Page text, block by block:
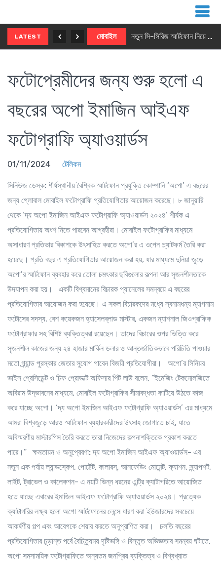
LATEST মোবাইল নতুন সি-সিরিজ স্মার্টফোন নিয়ে আসছে রিয়েলমি
ফটোপ্রেমীদের জন্য শুরু হলো এ
বছরের অপো ইমাজিন আইএফ
ফটোগ্রাফি অ্যাওয়ার্ডস
01/11/2024 টেলিকম
সিনিউজ ডেস্ক: শীর্ষস্থানীয় বৈশ্বিক স্মার্টফোন প্রযুক্তি কোম্পানি ‘অপো’ এ বছরের
জন্য গ্লোবাল মোবাইল ফটোগ্রাফি প্রতিযোগিতার আয়োজন করেছে। ৮ জানুয়ারি
থেকে ‘দ্য অপো ইমাজিন আইএফ ফটোগ্রাফি অ্যাওয়ার্ডস ২০২৪’ শীর্ষক এ
প্রতিযোগিতায় অংশ নিতে পারবেন আগ্রহীরা। মোবাইল ফটোগ্রাফির মাধ্যমে
অসাধারণ প্রতিভার বিকাশকে উৎসাহিত করতে অপো’র এ ওপেন প্ল্যাটফর্ম তৈরি করা
হয়েছে। প্রতি বছর এ প্রতিযোগিতার আয়োজন করা হয়, যার মাধ্যমে দুনিয়া জুড়ে
অপো’র স্মার্টফোন ব্যবহার করে তোলা চমৎকার ছবিগুলোর কল্পনা আর সৃজনশীলতাকে
উদযাপন করা হয়। একটি বিশ্বমানের বিচারক প্যানেলের সমন্বয়ে এ বছরের
প্রতিযোগিতার আয়োজন করা হয়েছে। এ সকল বিচারকদের মধ্যে স্বনামধন্য ম্যাগনাম
ফটোসের সদস্য, বেশ কয়েকজন হ্যাসেলব্লাড মাস্টার, একজন ন্যাশনাল জিওগ্রাফিক
ফটোগ্রাফার সহ বিশিষ্ট ব্যক্তিত্বরা রয়েছেন। তাদের বিচারের ওপর ভিত্তি করে
সৃজনশীল কাজের জন্য ২৪ হাজার মার্কিন ডলার ও আন্তর্জাতিকভাবে পরিচিতি পাওয়ার
মতো গ্র্যান্ড পুরস্কার জেতার সুযোগ পাবেন বিজয়ী প্রতিযোগীরা। অপো’র সিনিয়র
ভাইস প্রেসিডেন্ট ও চিফ প্রোডাক্ট অফিসার পিট লাউ বলেন, “ইমেজিং টেকনোলজিতে
অবিরাম উদ্ভাবনের মাধ্যমে, মোবাইল ফটোগ্রাফির সীমাবদ্ধতা কাটিয়ে উঠতে কাজ
করে যাচ্ছে অপো। ‘দ্য অপো ইমাজিন আইএফ ফটোগ্রাফি অ্যাওয়ার্ডস’ এর মাধ্যমে
আমরা বিশ্বজুড়ে আরও স্মার্টফোন ব্যহারকারীদের উৎসাহ জোগাতে চাই, যাতে
অবিস্মরণীয় মাস্টারপিস তৈরি করতে তারা নিজেদের কল্পনাশক্তিকে প্রকাশ করতে
পারে।”ক্ষমতায়ন ও অনুপ্রেরণা:দ্য অপো ইমাজিন আইএফ অ্যাওয়ার্ডস- এর
নতুন এক পর্যায়ল্যান্ডস্কেপ, পোট্টেট, কালারস্‌, আনফেডিং মোমেন্ট, ফ্যাশন, স্ন্যাপশট,
লাইট, ট্রাভেল ও কালেকশন- এ নয়টি ভিন্ন ধরনের এন্ট্রি ক্যাটাগরিতে আয়োজিত
হতে যাচ্ছে এবারের ইমাজিন আইএফ ফটোগ্রাফি অ্যাওয়ার্ডস ২০২৪। প্রত্যেক
ক্যাটাগরির লক্ষ্য হলো অপো স্মার্টফোনের লেন্সে ধারণ করা ইউজারদের সবচেয়ে
আকর্ষণীয় গল্প এবং আবেগকে শেয়ার করতে অনুপ্রাণিত করা। চলতি বছরের
প্রতিযোগিতার চূড়ান্ত পর্বে বৈচিত্র্যময় দৃষ্টিভঙ্গি ও বিস্তৃত অভিজ্ঞতার সমন্বয় ঘটাতে,
অপো সমসাময়িক ফটোগ্রাফিতে অন্যতম জনপ্রিয় ব্যক্তিত্ব ও বিশ্বখ্যাত